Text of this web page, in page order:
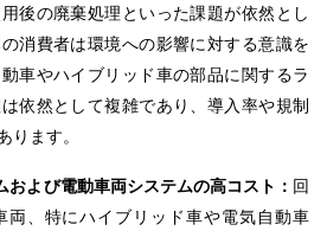
後の廃棄処理といった課題が依然とし
消費者は環境への影響に対する意識を
車やハイブリッド車の部品に関するラ
依然として複雑であり、導入率や規制
ります。
および電動車両システムの高コスト： 回
両、特にハイブリッド車や電気自動車